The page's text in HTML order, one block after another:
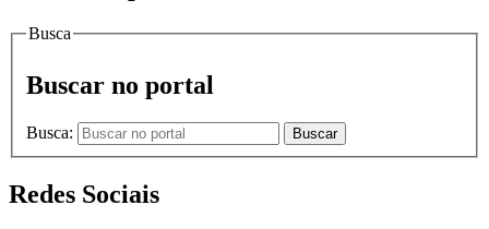
Busca
Buscar no portal
Busca: Buscar
Redes Sociais